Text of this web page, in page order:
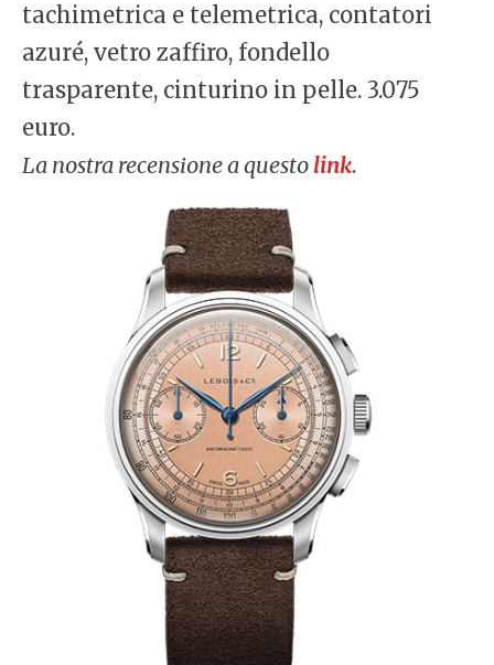
tachimetrica e telemetrica, contatori
azuré, vetro zaffiro, fondello
trasparente, cinturino in pelle. 3.075
euro.
La nostra recensione a questo link.